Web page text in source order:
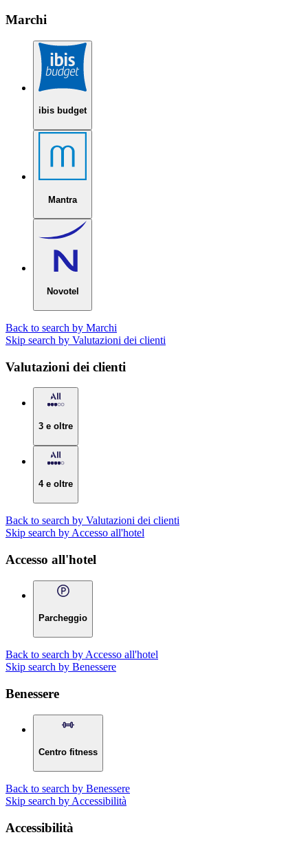
Marchi
ibis budget
Mantra
Novotel
Back to search by Marchi
Skip search by Valutazioni dei clienti
Valutazioni dei clienti
3 e oltre
4 e oltre
Back to search by Valutazioni dei clienti
Skip search by Accesso all'hotel
Accesso all'hotel
Parcheggio
Back to search by Accesso all'hotel
Skip search by Benessere
Benessere
Centro fitness
Back to search by Benessere
Skip search by Accessibilità
Accessibilità